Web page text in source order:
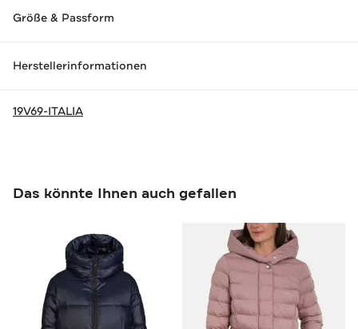
Größe & Passform
Herstellerinformationen
19V69-ITALIA
Das könnte Ihnen auch gefallen